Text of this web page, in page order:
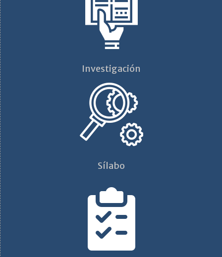
Investigación
Sílabo